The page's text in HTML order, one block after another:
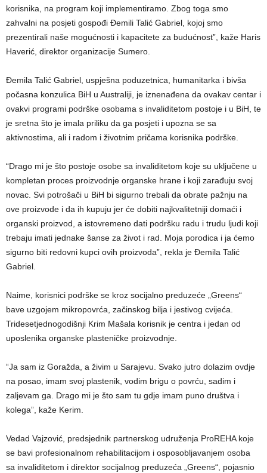
korisnika, na program koji implementiramo. Zbog toga smo
zahvalni na posjeti gospođi Đemili Talić Gabriel, kojoj smo
prezentirali naše mogućnosti i kapacitete za budućnost”, kaže Haris
Haverić, direktor organizacije Sumero.
Đemila Talić Gabriel, uspješna poduzetnica, humanitarka i bivša
počasna konzulica BiH u Australiji, je iznenađena da ovakav centar i
ovakvi programi podrške osobama s invaliditetom postoje i u BiH, te
je sretna što je imala priliku da ga posjeti i upozna se sa
aktivnostima, ali i radom i životnim pričama korisnika podrške.
“Drago mi je što postoje osobe sa invaliditetom koje su uključene u
kompletan proces proizvodnje organske hrane i koji zarađuju svoj
novac. Svi potrošači u BiH bi sigurno trebali da obrate pažnju na
ove proizvode i da ih kupuju jer će dobiti najkvalitetniji domaći i
organski proizvod, a istovremeno dati podršku radu i trudu ljudi koji
trebaju imati jednake šanse za život i rad. Moja porodica i ja ćemo
sigurno biti redovni kupci ovih proizvoda”, rekla je Đemila Talić
Gabriel.
Naime, korisnici podrške se kroz socijalno preduzeće „Greens“
bave uzgojem mikropovrća, začinskog bilja i jestivog cvijeća.
Tridesetjednogodišnji Krim Mašala korisnik je centra i jedan od
uposlenika organske plasteničke proizvodnje.
“Ja sam iz Goražda, a živim u Sarajevu. Svako jutro dolazim ovdje
na posao, imam svoj plastenik, vodim brigu o povrću, sadim i
zaljevam ga. Drago mi je što sam tu gdje imam puno društva i
kolega”, kaže Kerim.
Vedad Vajzović, predsjednik partnerskog udruženja ProREHA koje
se bavi profesionalnom rehabilitacijom i osposobljavanjem osoba
sa invaliditetom i direktor socijalnog preduzeća „Greens“, pojasnio